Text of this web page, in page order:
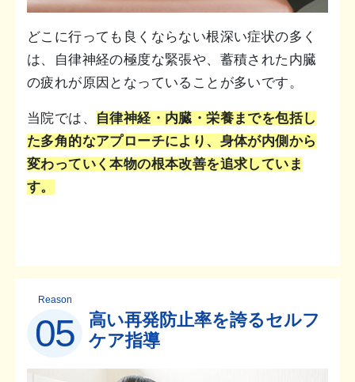
どこに行っても良くならない根深い症状の多く
は、自律神経の極度な緊張や、蓄積された内臓
の疲れが原因となっていることが多いです。
当院では、
自律神経・内臓・栄養までを包括し
た多角的なアプローチにより、身体が内側から
変わっていく本物の根本改善を追求していま
す。
Reason
05
高い再発防止率を誇るセルフ
ケア指導